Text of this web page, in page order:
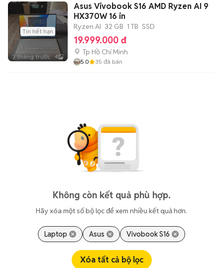
Tin hết hạn
3 tháng trước 4
Asus Vivobook S16 AMD Ryzen AI 9
HX370W 16 in
Ryzen AI 32 GB 1 TB SSD
19.999.000 đ
Tp Hồ Chí Minh
5.0 35 đã bán
Không còn kết quả phù hợp.
Hãy xóa một số bộ lọc để xem nhiều kết quả hơn.
Laptop Asus Vivobook S16
Xóa tất cả bộ lọc